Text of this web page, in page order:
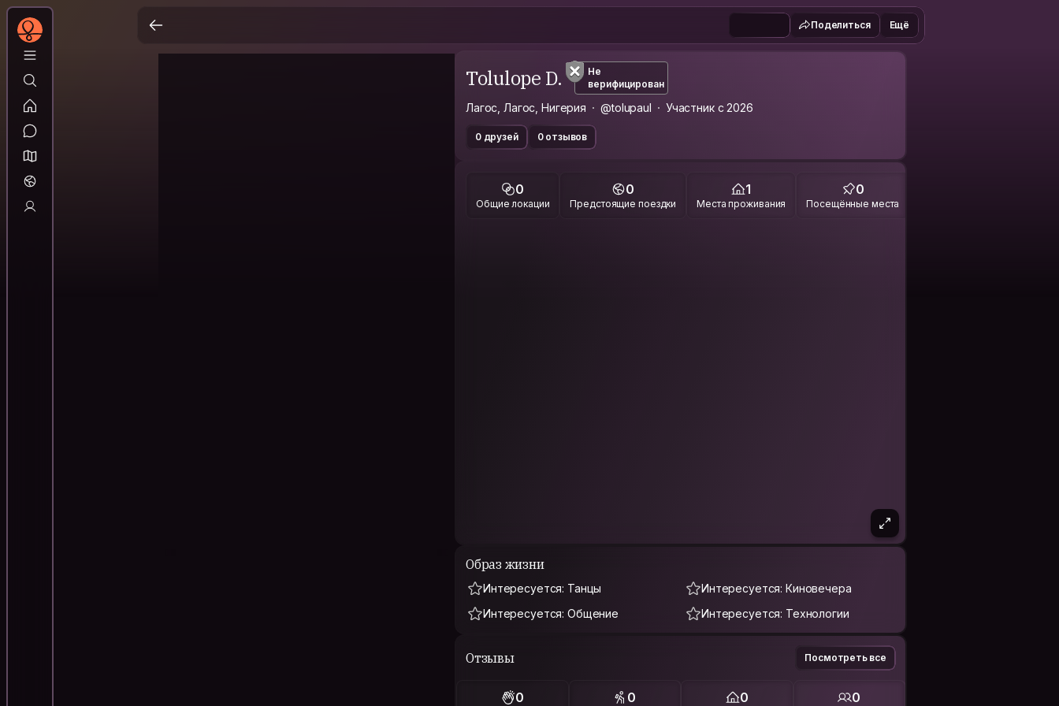
Поделиться Ещё
Tolulope D.
Не
верифицирован
Лагос, Лагос, Нигерия @tolupaul Участник с 2026
0 друзей 0 отзывов
0
Общие локации
0
Предстоящие поездки
1
Места проживания
0
Посещённые места
Образ жизни
Интересуется: Танцы
Интересуется: Киновечера
Интересуется: Общение
Интересуется: Технологии
Отзывы Посмотреть все
0 0 0 0